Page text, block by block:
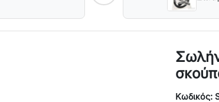
Κωδικός: